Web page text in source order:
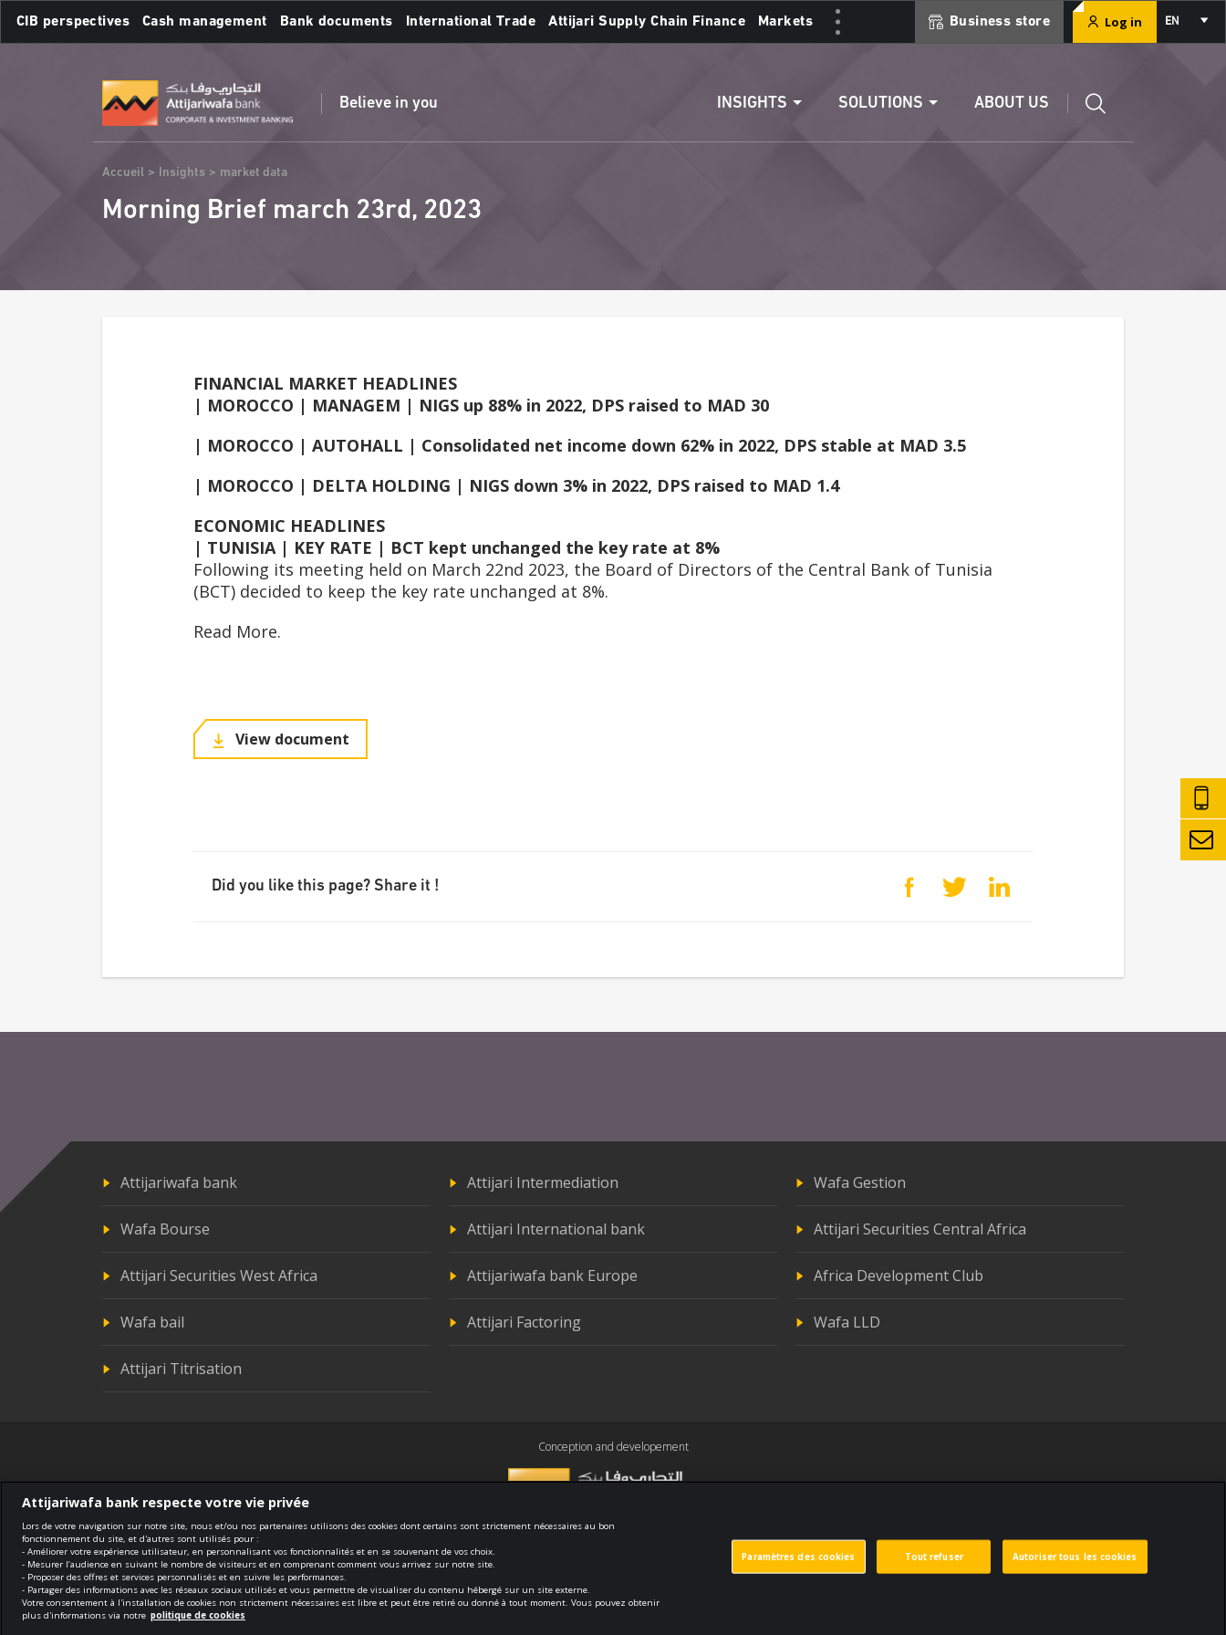
main
CIB perspectives Cash management Bank documents International Trade Attijari Supply Chain Finance Markets Business store Log in
Select
EN
Believe in you INSIGHTS SOLUTIONS ABOUT US
Breadcrumb
Accueil Insights market data
Morning Brief march 23rd, 2023
FINANCIAL MARKET HEADLINES
| MOROCCO | MANAGEM | NIGS up 88% in 2022, DPS raised to MAD 30
| MOROCCO | AUTOHALL | Consolidated net income down 62% in 2022, DPS stable at MAD 3.5
| MOROCCO | DELTA HOLDING | NIGS down 3% in 2022, DPS raised to MAD 1.4
ECONOMIC HEADLINES
| TUNISIA | KEY RATE | BCT kept unchanged the key rate at 8%
Following its meeting held on March 22nd 2023, the Board of Directors of the Central Bank of Tunisia
(BCT) decided to keep the key rate unchanged at 8%.
Read More.
View document
Did you like this page? Share it !
Attijariwafa bank Attijari Intermediation Wafa Gestion
Wafa Bourse Attijari International bank Attijari Securities Central Africa
Attijari Securities West Africa Attijariwafa bank Europe Africa Development Club
Wafa bail Attijari Factoring Wafa LLD
Attijari Titrisation
Conception and developement
Compliance Terms of use Security and confidentiality Protection des données personnelles Paramètres des cookies
© 2026 Tous droits réservés
Attijariwafa bank respecte votre vie privée
Lors de votre navigation sur notre site, nous et/ou nos partenaires utilisons des cookies dont certains sont strictement nécessaires au bon
fonctionnement du site, et d'autres sont utilisés pour :
- Améliorer votre expérience utilisateur, en personnalisant vos fonctionnalités et en se souvenant de vos choix.
- Mesurer l’audience en suivant le nombre de visiteurs et en comprenant comment vous arrivez sur notre site.
- Proposer des offres et services personnalisés et en suivre les performances.
- Partager des informations avec les réseaux sociaux utilisés et vous permettre de visualiser du contenu hébergé sur un site externe.
Votre consentement à l'installation de cookies non strictement nécessaires est libre et peut être retiré ou donné à tout moment. Vous pouvez obtenir
plus d'informations via notre politique de cookies
Paramètres des cookies Tout refuser Autoriser tous les cookies